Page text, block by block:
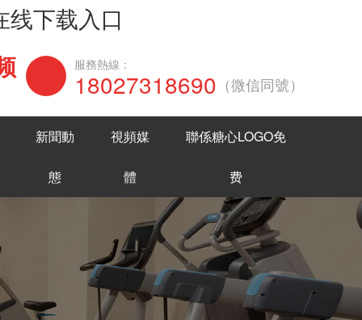
下载入口
線谘詢 服務熱線：
18027318690 （微信同號）
新聞動
態
視頻媒
體
聯係糖心LOGO免
费